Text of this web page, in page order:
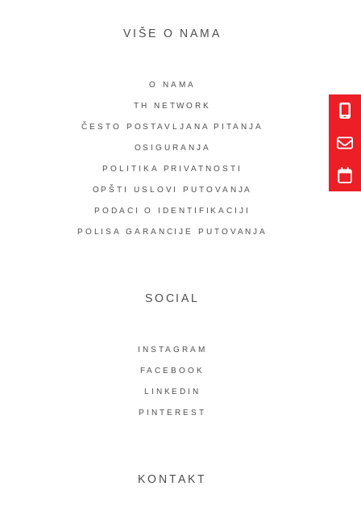
VIŠE O NAMA
O NAMA
TH NETWORK
ČESTO POSTAVLJANA PITANJA
OSIGURANJA
POLITIKA PRIVATNOSTI
OPŠTI USLOVI PUTOVANJA
PODACI O IDENTIFIKACIJI
POLISA GARANCIJE PUTOVANJA
SOCIAL
INSTAGRAM
FACEBOOK
LINKEDIN
PINTEREST
KONTAKT